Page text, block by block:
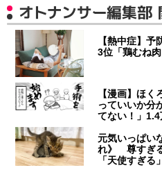
オトナンサー編集部
【熱中症】
3位「鶏むね
【漫画】ほ
っていいか分
てない！」
元気いっぱい
れ》 尊すぎ
「天使すぎる」